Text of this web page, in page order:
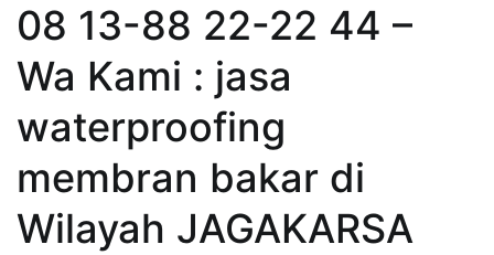
08 13-88 22-22 44 –
Wa Kami : jasa
waterproofing
membran bakar di
Wilayah JAGAKARSA